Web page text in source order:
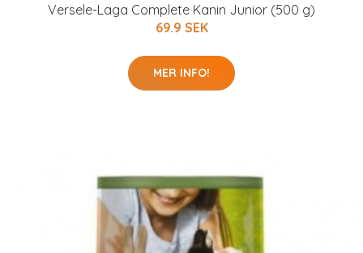
Versele-Laga Complete Kanin Junior (500 g)
69.9 SEK
MER INFO!